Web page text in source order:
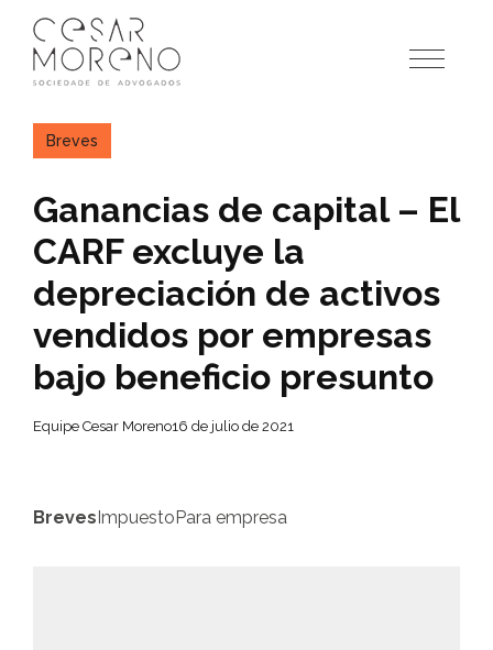
para
conteúdo
Breves
Ganancias de capital – El
CARF excluye la
depreciación de activos
vendidos por empresas
bajo beneficio presunto
Equipe Cesar Moreno16 de julio de 2021
BrevesImpuestoPara empresa